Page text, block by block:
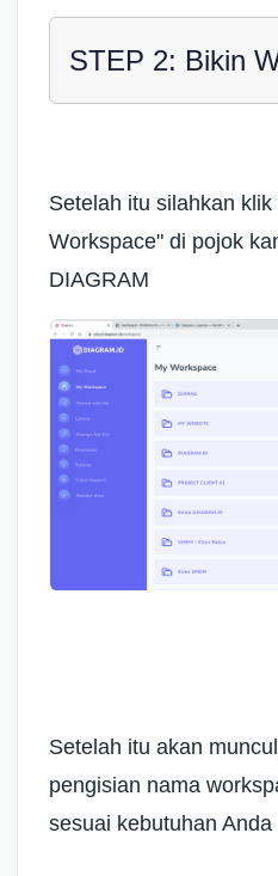
STEP 2: Bikin
Setelah itu silahkan
Workspace" di pojok
DIAGRAM
Setelah itu akan
pengisian nama
sesuai kebutuhan Anda